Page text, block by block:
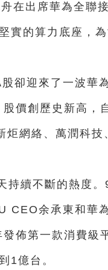
在出席華為全聯
實的算力底座，為
卻迎來了一波華
價創歷史新高，
炬網絡、萬潤科
持續不斷的熱度
CEO余承東和華
發佈第一款消費
1億台。